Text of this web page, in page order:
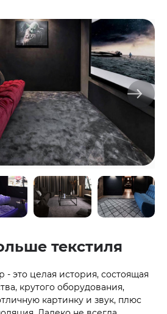
текстиля
это целая история, состоящая
крутого оборудования,
картинку и звук, плюс